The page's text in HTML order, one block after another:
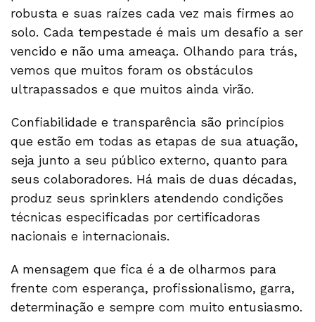
robusta e suas raízes cada vez mais firmes ao
solo. Cada tempestade é mais um desafio a ser
vencido e não uma ameaça. Olhando para trás,
vemos que muitos foram os obstáculos
ultrapassados e que muitos ainda virão.
Confiabilidade e transparência são princípios
que estão em todas as etapas de sua atuação,
seja junto a seu público externo, quanto para
seus colaboradores. Há mais de duas décadas,
produz seus sprinklers atendendo condições
técnicas especificadas por certificadoras
nacionais e internacionais.
A mensagem que fica é a de olharmos para
frente com esperança, profissionalismo, garra,
determinação e sempre com muito entusiasmo.